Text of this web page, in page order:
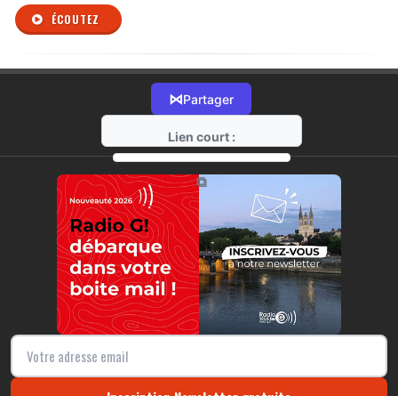
ÉCOUTEZ
⋈Partager
Lien court :
https://radio-g.fr?r372
⧉